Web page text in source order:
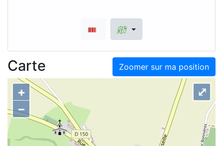
Zoomer sur ma position
Carte
+
–
⤢